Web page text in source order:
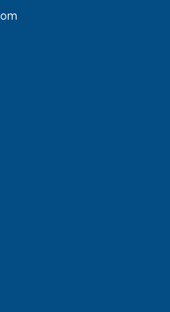
Sản
TVC05-2 được nhiều học
nghiệp lựa chọn bởi:
bền chắc và chịu lực tốt.
phối đồ, tạo cảm giác tinh
phù hợp để đựng nhiều vật